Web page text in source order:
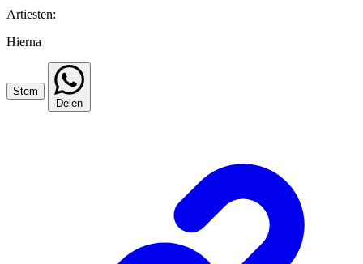
Artiesten:
Hierna
Stem
Delen